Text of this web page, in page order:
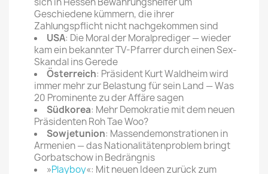
Geschiedene kümmern, die ihrer
Zahlungspflicht nicht nachgekommen sind
USA: Die Moral der Moralprediger — wieder
kam ein bekannter TV-Pfarrer durch einen Sex-
Skandal ins Gerede
Österreich: Präsident Kurt Waldheim wird
immer mehr zur Belastung für sein Land — Was
20 Prominente zu der Affäre sagen
Südkorea: Mehr Demokratie mit dem neuen
Präsidenten Roh Tae Woo?
Sowjetunion: Massendemonstrationen in
Armenien — das Nationalitätenproblem bringt
Gorbatschow in Bedrängnis
»Playboy«: Mit neuen Ideen zurück zum